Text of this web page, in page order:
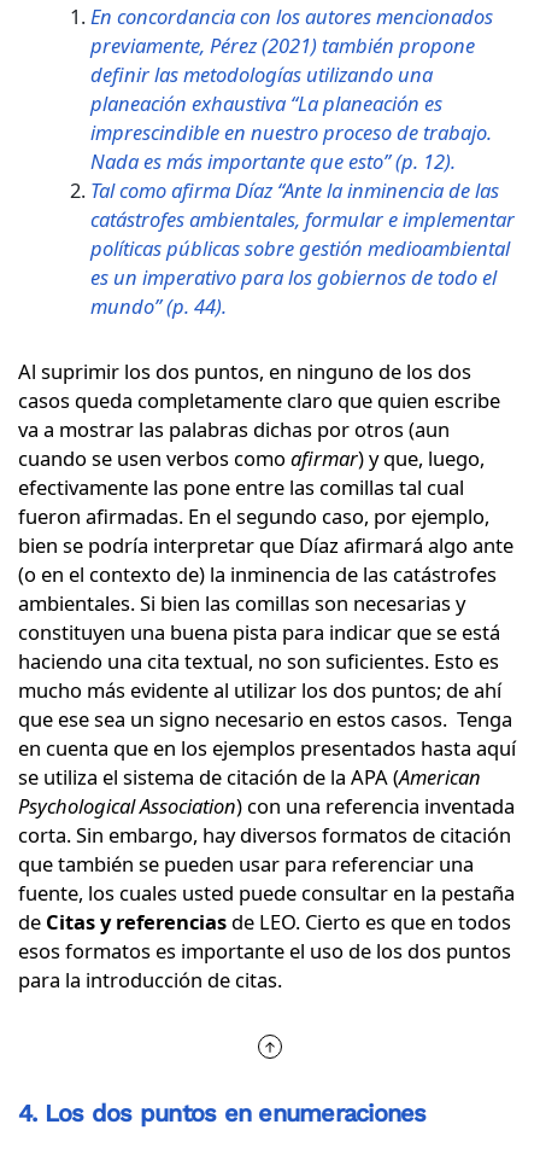
En concordancia con los autores mencionados
previamente, Pérez (2021) también propone
definir las metodologías utilizando una
planeación exhaustiva “La planeación es
imprescindible en nuestro proceso de trabajo.
Nada es más importante que esto” (p. 12).
Tal como afirma Díaz “Ante la inminencia de las
catástrofes ambientales, formular e implementar
políticas públicas sobre gestión medioambiental
es un imperativo para los gobiernos de todo el
mundo” (p. 44).
Al suprimir los dos puntos, en ninguno de los dos
casos queda completamente claro que quien escribe
va a mostrar las palabras dichas por otros (aun
cuando se usen verbos como afirmar) y que, luego,
efectivamente las pone entre las comillas tal cual
fueron afirmadas. En el segundo caso, por ejemplo,
bien se podría interpretar que Díaz afirmará algo ante
(o en el contexto de) la inminencia de las catástrofes
ambientales. Si bien las comillas son necesarias y
constituyen una buena pista para indicar que se está
haciendo una cita textual, no son suficientes. Esto es
mucho más evidente al utilizar los dos puntos; de ahí
que ese sea un signo necesario en estos casos. Tenga
en cuenta que en los ejemplos presentados hasta aquí
se utiliza el sistema de citación de la APA (American
Psychological Association) con una referencia inventada
corta. Sin embargo, hay diversos formatos de citación
que también se pueden usar para referenciar una
fuente, los cuales usted puede consultar en la pestaña
de Citas y referencias de LEO. Cierto es que en todos
esos formatos es importante el uso de los dos puntos
para la introducción de citas.
4. Los dos puntos en enumeraciones